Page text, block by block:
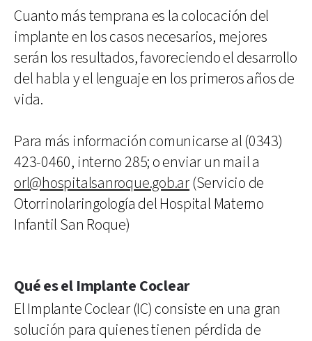
Cuanto más temprana es la colocación del
implante en los casos necesarios, mejores
serán los resultados, favoreciendo el desarrollo
del habla y el lenguaje en los primeros años de
vida.
Para más información comunicarse al (0343)
423-0460, interno 285; o enviar un mail a
orl@hospitalsanroque.gob.ar (Servicio de
Otorrinolaringología del Hospital Materno
Infantil San Roque)
Qué es el Implante Coclear
El Implante Coclear (IC) consiste en una gran
solución para quienes tienen pérdida de